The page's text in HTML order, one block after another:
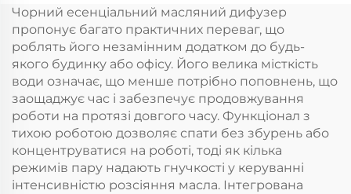
олійних дифузорів
Безводні атомізатори
ароматичних масел
Чорний есенціальний масляний дифузер
пропонує багато практичних переваг, що
роблять його незамінним додатком до будь-
якого будинку або офісу. Його велика місткість
води означає, що менше потрібно поповнень, що
заощаджує час і забезпечує продовжування
роботи на протязі довгого часу. Функціонал з
тихою роботою дозволяє спати без збурень або
концентруватися на роботі, тоді як кілька
режимів пару надають гнучкості у керуванні
інтенсивністю розсіяння масла. Інтегрована